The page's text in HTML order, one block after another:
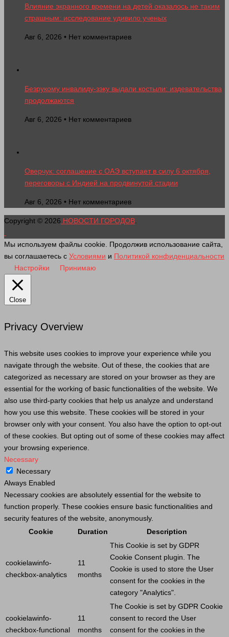
Влияние экранного времени на детей оказалось не таким
страшным: исследование удивило ученых
Авг 6, 2026 • Нет комментариев
Безрукому инвалиду-зэку выдали костыли: издевательства
продолжаются
Авг 6, 2026 • Нет комментариев
Оверчук: соглашение с ОАЭ вступает в силу 6 октября,
переговоры с Индией на продвинутой стадии
Авг 6, 2026 • Нет комментариев
Copyright © 2026 НОВОСТИ ГОРОДОВ
Мы используем файлы cookie. Продолжив использование сайта,
вы соглашаетесь с Условиями и Политикой конфиденциальности
Настройки
Принимаю
Close
Privacy Overview
This website uses cookies to improve your experience while you
navigate through the website. Out of these, the cookies that are
categorized as necessary are stored on your browser as they are
essential for the working of basic functionalities of the website. We
also use third-party cookies that help us analyze and understand
how you use this website. These cookies will be stored in your
browser only with your consent. You also have the option to opt-out
of these cookies. But opting out of some of these cookies may affect
your browsing experience.
Necessary
Necessary
Always Enabled
Necessary cookies are absolutely essential for the website to
function properly. These cookies ensure basic functionalities and
security features of the website, anonymously.
Cookie
Duration Description
cookielawinfo-
checkbox-analytics
11
months
This Cookie is set by GDPR
Cookie Consent plugin. The
Cookie is used to store the User
consent for the cookies in the
category "Analytics".
cookielawinfo-
checkbox-functional
11
months
The Cookie is set by GDPR Cookie
consent to record the User
consent for the cookies in the